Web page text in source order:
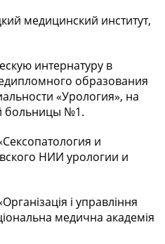
медицинский институт,
интернатуру в
образования
«Урология», на
больницы №1.
и
НИИ урологии и
і управління
медична академія